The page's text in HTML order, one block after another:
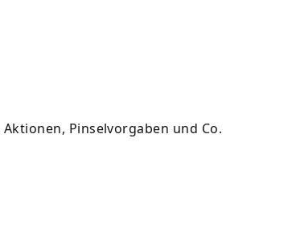
Pinselvorgaben und Co.